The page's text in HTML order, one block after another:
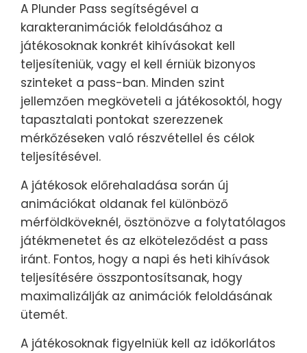
A Plunder Pass segítségével a
karakteranimációk feloldásához a
játékosoknak konkrét kihívásokat kell
teljesíteniük, vagy el kell érniük bizonyos
szinteket a pass-ban. Minden szint
jellemzően megköveteli a játékosoktól, hogy
tapasztalati pontokat szerezzenek
mérkőzéseken való részvétellel és célok
teljesítésével.
A játékosok előrehaladása során új
animációkat oldanak fel különböző
mérföldköveknél, ösztönözve a folytatólagos
játékmenetet és az elköteleződést a pass
iránt. Fontos, hogy a napi és heti kihívások
teljesítésére összpontosítsanak, hogy
maximalizálják az animációk feloldásának
ütemét.
A játékosoknak figyelniük kell az időkorlátos